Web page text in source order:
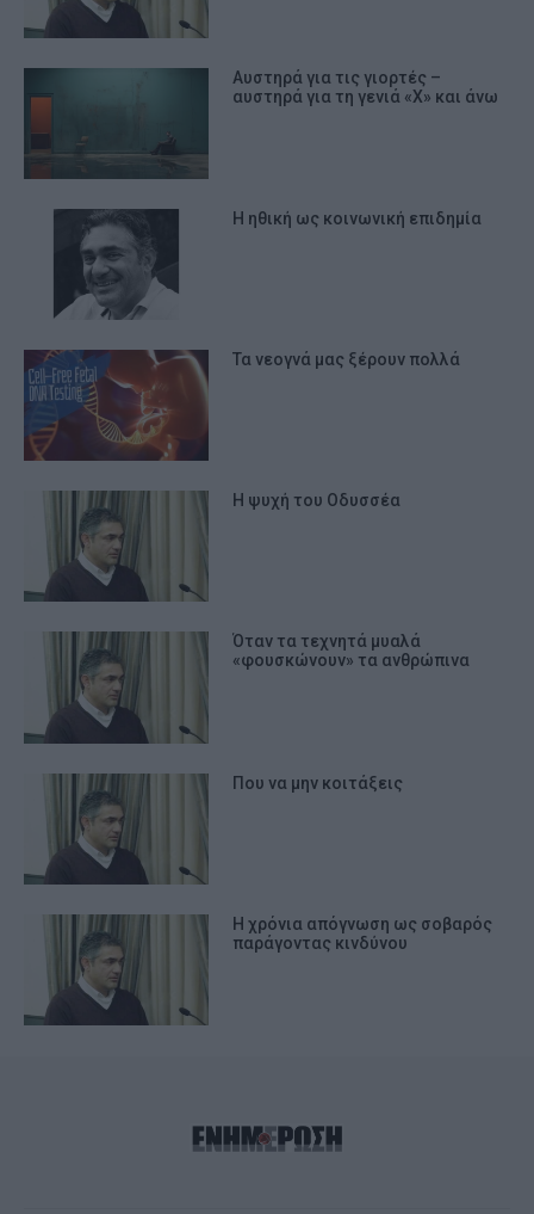
Αυστηρά για τις γιορτές –
αυστηρά για τη γενιά «Χ» και άνω
Η ηθική ως κοινωνική επιδημία
Τα νεογνά μας ξέρουν πολλά
Η ψυχή του Οδυσσέα
Όταν τα τεχνητά μυαλά
«φουσκώνουν» τα ανθρώπινα
Που να μην κοιτάξεις
Η χρόνια απόγνωση ως σοβαρός
παράγοντας κινδύνου